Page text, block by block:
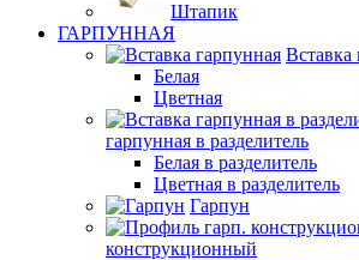
Штапик
ГАРПУННАЯ
Вставка
Белая
Цветная
гарпунная в разделитель
Белая в разделитель
Цветная в разделитель
Гарпун
конструкционный